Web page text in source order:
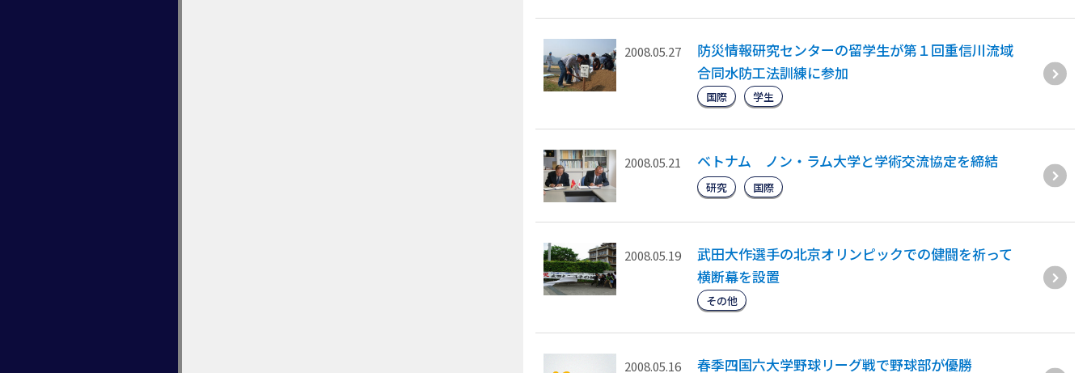
2008.05.27
防災情報研究センターの留学生が第１回重信川流域
合同水防工法訓練に参加
国際 学生
2008.05.21 ベトナム ノン・ラム大学と学術交流協定を締結
研究 国際
2008.05.19
武田大作選手の北京オリンピックでの健闘を祈って
横断幕を設置
その他
2008.05.16 春季四国六大学野球リーグ戦で野球部が優勝